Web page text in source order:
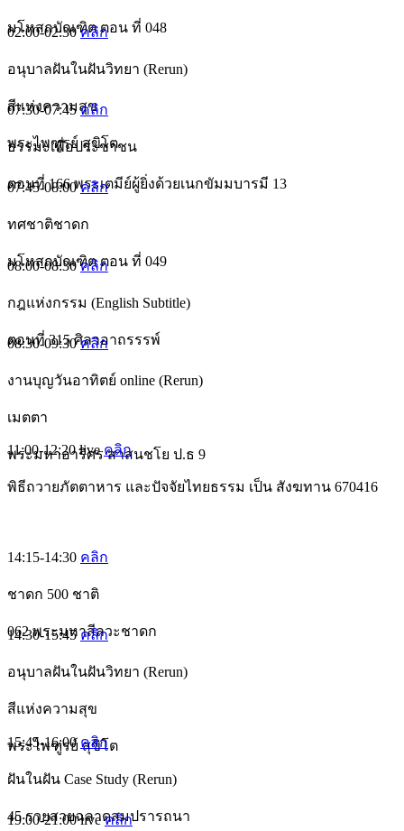
มโหสถบัณฑิต ตอน ที่ 048
02:00-02:30คลิก
อนุบาลฝันในฝันวิทยา (Rerun)
สีแห่งความสุข
พระไพฑูรย์ สุขิโต
07:30-07:45คลิก
ธรรมะเพื่อประชาชน
ตอนที่ 166 พระเตมีย์ผู้ยิ่งด้วยเนกขัมมบารมี 13
07:45-08:00คลิก
ทศชาติชาดก
มโหสถบัณฑิต ตอน ที่ 049
08:00-08:30คลิก
กฎแห่งกรรม (English Subtitle)
ตอนที่ 315 ศิลาอาถรรรพ์
08:30-09:30คลิก
งานบุญวันอาทิตย์ online (Rerun)
เมตตา
พระมหาอาริศร สาสนชโย ป.ธ 9
11:00-12:20live คลิก
พิธีถวายภัตตาหาร และปัจจัยไทยธรรม เป็น สังฆทาน 670416
14:15-14:30 คลิก
ชาดก 500 ชาติ
062 พระมหาสีลวะชาดก
14:30-15:45คลิก
อนุบาลฝันในฝันวิทยา (Rerun)
สีแห่งความสุข
พระไพฑูรย์ สุขิโต
15:45-16:00คลิก
ฝันในฝัน Case Study (Rerun)
45 รวยสวยฉลาดสมปรารถนา
19:00-21:00live คลิก